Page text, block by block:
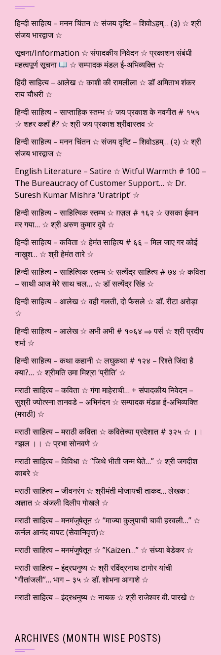
हिन्दी साहित्य – मनन चिंतन ☆ संजय दृष्टि – शिवोऽहम्… (३) ☆ श्री
संजय भारद्वाज ☆
सूचना/Information ☆ संपादकीय निवेदन ☆ प्रकाशन संबंधी
महत्वपूर्ण सूचना
☆ सम्पादक मंडल ई-अभिव्यक्ति ☆
हिंदी साहित्य – आलेख ☆ काशी की रामलीला ☆ डॉ अमिताभ शंकर
राय चौधरी ☆
हिन्दी साहित्य – साप्ताहिक स्तम्भ ☆ जय प्रकाश के नवगीत # १५५
☆ शहर कहाँ है? ☆ श्री जय प्रकाश श्रीवास्तव ☆
हिन्दी साहित्य – मनन चिंतन ☆ संजय दृष्टि – शिवोऽहम्… (२) ☆ श्री
संजय भारद्वाज ☆
English Literature – Satire ☆ Witful Warmth # 100 –
The Bureaucracy of Customer Support… ☆ Dr.
Suresh Kumar Mishra ‘Uratript’ ☆
हिन्दी साहित्य – साहित्यिक स्तम्भ ☆ ग़ज़ल # १६२ ☆ उसका ईमान
मर गया… ☆ श्री अरुण कुमार दुबे ☆
हिन्दी साहित्य – कविता ☆ हेमंत साहित्य # ६६ – मिल जाए गर कोई
नाख़ुश… ☆ श्री हेमंत तारे ☆
हिन्दी साहित्य – साहित्यिक स्तम्भ ☆ सत्येंद्र साहित्य # ७४ ☆ कविता
– साथी आज मेरे साथ चल… ☆ डॉ सत्येंद्र सिंह ☆
हिन्दी साहित्य – आलेख ☆ वही गलती, दो फैसले ☆ डॉ. रीटा अरोड़ा
☆
हिन्दी साहित्य – आलेख ☆ अभी अभी # १०६४ ⇒ पर्स ☆ श्री प्रदीप
शर्मा ☆
हिन्दी साहित्य – कथा कहानी ☆ लघुकथा # १२४ – रिश्ते जिंदा है
क्या?… ☆ श्रीमति उमा मिश्रा ‘प्रीति’ ☆
मराठी साहित्य – कविता ☆ गंगा माहेराची… + संपादकीय निवेदन –
सुश्री ज्योत्स्ना तानवडे – अभिनंदन ☆ सम्पादक मंडळ ई-अभिव्यक्ति
(मराठी) ☆
मराठी साहित्य – मराठी कविता ☆ कवितेच्या प्रदेशात # ३२५ ☆ ।।
गझल ।। ☆ प्रभा सोनवणे ☆
मराठी साहित्य – विविधा ☆ “जिथे भीती जन्म घेते…” ☆ श्री जगदीश
काबरे ☆
मराठी साहित्य – जीवनरंग ☆ श्रीमंती मोजायची ताकद… लेखक :
अज्ञात ☆ अंजली दिलीप गोखले ☆
मराठी साहित्य – मनमंजुषेतून ☆ “माज्या कुलुपाची चावी हरवली…” ☆
कर्नल आनंद बापट (सेवानिवृत्त)☆
मराठी साहित्य – मनमंजुषेतून ☆ ”Kaizen…” ☆ संध्या बेडेकर ☆
मराठी साहित्य – इंद्रधनुष्य ☆ श्री रविंद्रनाथ टागोर यांची
“गीतांजली”… भाग – ३५ ☆ डॉ. शोभना आगाशे ☆
मराठी साहित्य – इंद्रधनुष्य ☆ नायक ☆ श्री राजेश्वर बी. पारखे ☆
ARCHIVES (MONTH WISE POSTS)